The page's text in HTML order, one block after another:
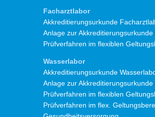
Facharztlabor
Akkreditierungsurkunde
Anlage zur
Prüfverfahren im flexiblen
Wasserlabor
Akkreditierungsurkunde
Anlage zur Akkreditierungsurkunde
Prüfverfahren im flexiblen
Prüfverfahren im flex.